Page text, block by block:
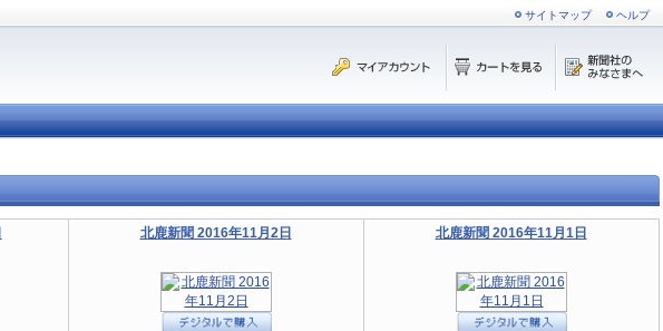
サイトマップ ヘルプ
北鹿新聞 2016年11月2日 北鹿新聞 2016年11月1日